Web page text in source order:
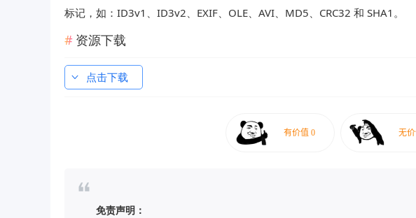
标记，如：ID3v1、ID3v2、EXIF、OLE、AVI、MD5、CRC32 和 SHA1。
资源下载
点击下载
免责声明：